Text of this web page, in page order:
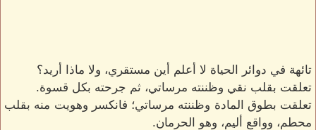
تائهة في دوائر الحياة لا أعلم أين مستقري، ولا ماذا أريد؟
تعلقت بقلب نقي وظننته مرساتي، ثم جرحته بكل قسوة.
تعلقت بطوق المادة وظننته مرساتي؛ فانكسر وهويت منه بقلب
محطم، وواقع أليم، وهو الحرمان.